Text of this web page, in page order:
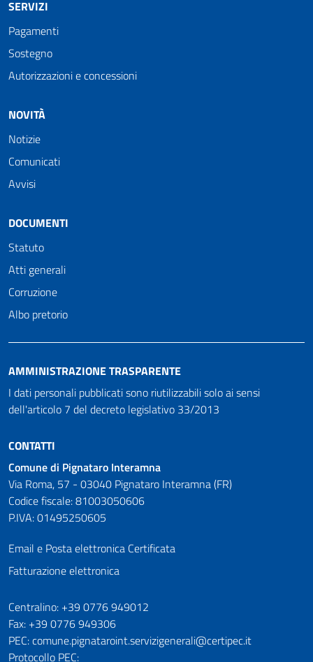
SERVIZI
Pagamenti
Sostegno
Autorizzazioni e concessioni
NOVITÀ
Notizie
Comunicati
Avvisi
DOCUMENTI
Statuto
Atti generali
Corruzione
Albo pretorio
AMMINISTRAZIONE TRASPARENTE
I dati personali pubblicati sono riutilizzabili solo ai sensi
dell'articolo 7 del decreto legislativo 33/2013
CONTATTI
Comune di Pignataro Interamna
Via Roma, 57 - 03040 Pignataro Interamna (FR)
Codice fiscale: 81003050606
P.IVA: 01495250605
Email e Posta elettronica Certificata
Fatturazione elettronica
Numeri utili
Centralino: +39 0776 949012
Fax: +39 0776 949306
PEC: comune.pignataroint.servizigenerali@certipec.it
Protocollo PEC: